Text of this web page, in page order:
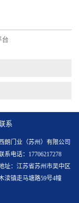
台
系
朗门业（苏州）有限公司
系电话：17706217278
址：江苏省苏州市吴中区
渎镇走马塘路59号4幢